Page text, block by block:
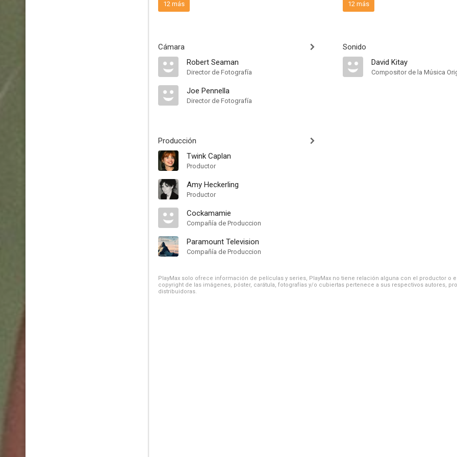
12 más
Cámara
Robert Seaman
Director de Fotografía
Joe Pennella
Director de Fotografía
Producción
Twink Caplan
Productor
Amy Heckerling
Productor
Cockamamie
Compañía de Produccion
Paramount Television
Compañía de Produccion
12 más
Sonido
David Kitay
Compositor de la Música
PlayMax solo ofrece información de películas y series, PlayMax no tiene relación alguna con el productor o
copyright de las imágenes, póster, carátula, fotografías y/o cubiertas pertenece a sus respectivos autores,
distribuidoras.